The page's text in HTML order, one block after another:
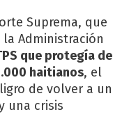
Suprema, que
Administración
que protegía de
haitianos, el
de volver a un
una crisis